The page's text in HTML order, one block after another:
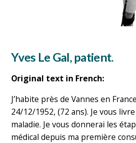
Yves Le Gal, patient.
Original text in French:
J’habite près de Vannes en
24/12/1952, (72 ans). Je vous
maladie. Je vous donnerai les
médical depuis ma première